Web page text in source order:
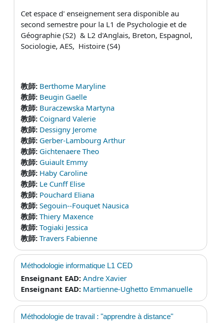
Cet espace d' enseignement sera disponible au
second semestre pour la L1 de Psychologie et de
Géographie (S2) & L2 d'Anglais, Breton, Espagnol,
Sociologie, AES, Histoire (S4)
教師: Berthome Maryline
教師: Beugin Gaelle
教師: Buraczewska Martyna
教師: Coignard Valerie
教師: Dessigny Jerome
教師: Gerber-Lambourg Arthur
教師: Gichtenaere Theo
教師: Guiault Emmy
教師: Haby Caroline
教師: Le Cunff Elise
教師: Pouchard Eliana
教師: Segouin--Fouquet Nausica
教師: Thiery Maxence
教師: Togiaki Jessica
教師: Travers Fabienne
Méthodologie informatique L1 CED
Enseignant EAD: Andre Xavier
Enseignant EAD: Martienne-Ughetto Emmanuelle
Méthodologie de travail : "apprendre à distance"